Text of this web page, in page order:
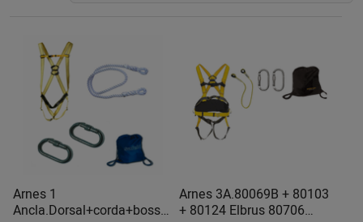
Arnes 1
Ancla.Dorsal+corda+bossa
Arnes 3A.80069B + 80103
+ 80124 Elbrus 80706